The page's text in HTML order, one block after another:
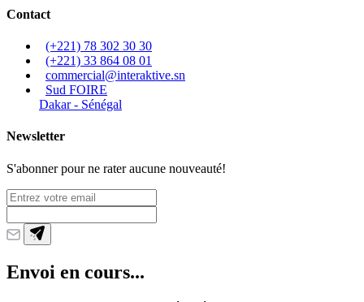
Contact
(+221) 78 302 30 30
(+221) 33 864 08 01
commercial@interaktive.sn
Sud FOIRE
Dakar - Sénégal
Newsletter
S'abonner pour ne rater aucune nouveauté!
Envoi en cours...